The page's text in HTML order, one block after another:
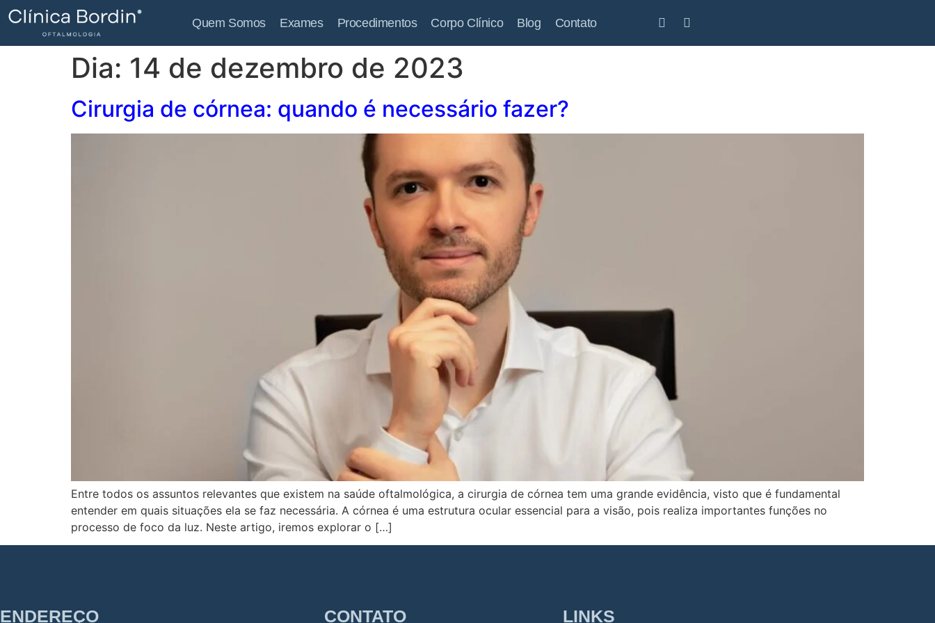
Quem Somos Exames Procedimentos Corpo Clínico Blog Contato
Dia: 14 de dezembro de 2023
Cirurgia de córnea: quando é necessário fazer?
Entre todos os assuntos relevantes que existem na saúde oftalmológica, a cirurgia de córnea tem uma grande evidência, visto que é fundamental
entender em quais situações ela se faz necessária. A córnea é uma estrutura ocular essencial para a visão, pois realiza importantes funções no
processo de foco da luz. Neste artigo, iremos explorar o […]
ENDEREÇO CONTATO LINKS